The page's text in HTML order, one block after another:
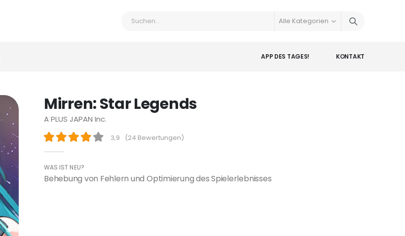
KONTAKT
APP DES TAGES!
Mirren: Star Legends
A PLUS JAPAN Inc.
3,9 (24 Bewertungen)
WAS IST NEU?
Behebung von Fehlern und Optimierung des Spielerlebnisses